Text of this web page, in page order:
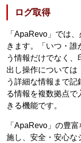
ログ取得
「ApaRevo」では
きます。「いつ・誰
う情報だけでなく
出し操作については
う詳細な情報まで
る情報を複数拠点
きる機能です。
「ApaRevo」の豊
施し、安全・安心な